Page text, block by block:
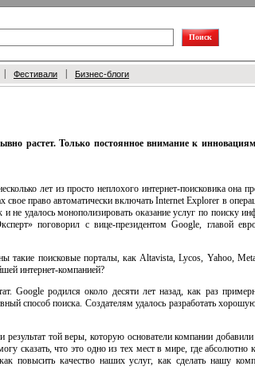
Фестивали Бизнес-блоги
растет. Только постоянное внимание к
лет из просто неплохого интернет-поисковикаона
свое право автоматически включать Internet Explorer в
удалось монополизировать оказание услуг по поиску
поговорил с вице-президентом Google, главой
поисковые порталы, как Altavista, Lycos, Yahoo,
интернет-компанией?
Google родился около десяти лет назад, как раз
способ поиска. Создателям удалось разработать
той веры, которую основатели компании
сказать, что это одно из тех мест в мире, где абсолютно
повысить качество наших услуг, как сделать нашу